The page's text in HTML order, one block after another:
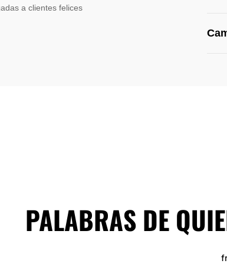
a clientes felices
PALABRAS DE